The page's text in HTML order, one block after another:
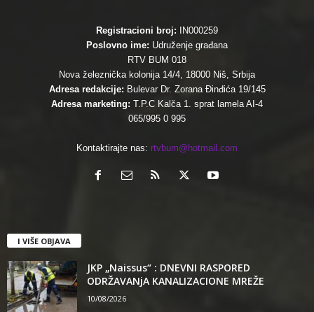
Registracioni broj:
IN000259
Poslovno ime: Udruženje građana
RTV BUM 018
Nova železnička kolonija 14/4, 18000 Niš, Srbija
Adresa redakcije: Bulevar Dr. Zorana Đinđića 19/145
Adresa marketing: T.P.C Kalča 1. sprat lamela AI-4
065/995 0 995
Kontaktirajte nas: rtvbum@hotmail.com
I VIŠE OBJAVA
JKP „Naissus“ : DNEVNI RASPORED
ODRŽAVANjA KANALIZACIONE MREŽE
10/08/2026